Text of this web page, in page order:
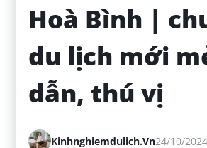
Hoà Bình |
du lịch mới
dẫn, thú vị
Kinhnghiemdulich.vn24/10/2024